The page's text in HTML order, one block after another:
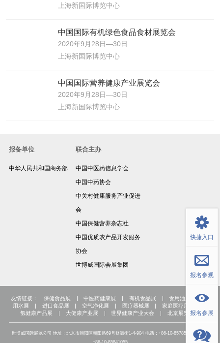
上海新国际博览中心
中国国际有机绿色食品食材展览会
2020年9月28日—30日
上海新国际博览中心
中国国际营养健康产业展览会
2020年9月28日—30日
上海新国际博览中心
报备单位
中华人民共和国商务部
联合主办
中国中医药信息学会
中国中药协会
中关村健康服务产业促进
会
中国保健营养杂志社
中国优质农产品开发服务
协会
世博威国际会展集团
友情链接： 保健食品展 | 中医药健康展 | 有机食品展 | 食用油展 |
饮
用水展
| 进口食品展 | 空气净化展 | 医疗器械展 | 家庭医疗用品展
氢健康产品展
| 大健康产业展 | 世界健康产业大会 | 北京展览公司
世博威国际展览公司 地址：北京市朝阳区朝阳路69号财满街1-4-904 电话：+86-10-85785007 传真：
快捷入口
报名参观
报名参展